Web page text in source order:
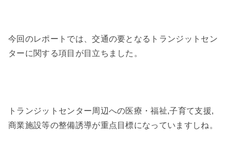
今回のレポートでは、交通の要となるトランジットセン
ターに関する項目が目立ちました。
トランジットセンター周辺への医療・福祉,子育て支援,
商業施設等の整備誘導が重点目標になっていますしね。